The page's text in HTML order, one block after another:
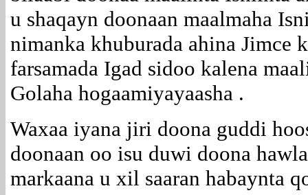
u shaqayn doonaan maalmaha
nimanka khuburada ahina Jimce
farsamada Igad sidoo kalena
Golaha hogaamiyayaasha .
Waxaa iyana jiri doona guddi
doonaan oo isu duwi doona
markaana u xil saaran habaynta